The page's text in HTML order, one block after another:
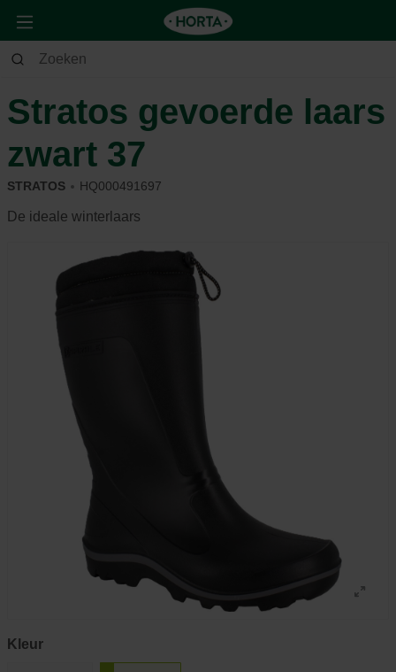
Tuin Andere
Stratos gevoerde laars
zwart 37
STRATOS HQ000491697
De ideale winterlaars
Kleur